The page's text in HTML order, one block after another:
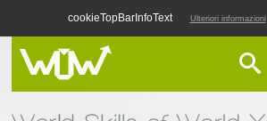
cookieTopBarInfoText Ulteriori informazioni